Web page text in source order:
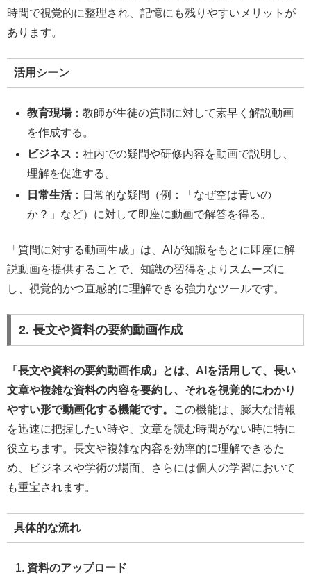
時間で視覚的に整理され、記憶にも残りやすいメリットが
あります。
活用シーン
教育現場：教師が生徒の質問に対して素早く解説動画
を作成する。
ビジネス ：社内での疑問や研修内容を動画で説明し、
理解を促進する。
日常生活：日常的な疑問（例：「なぜ空は青いの
か？」など）に対して即座に動画で解答を得る。
「質問に対する動画生成」は、AIが知識をもとに即座に解
説動画を提供することで、知識の習得をよりスムーズに
し、視覚的かつ直感的に理解できる強力なツールです。
2. 長文や資料の要約動画作成
「長文や資料の要約動画作成」とは、AIを活用して、長い
文章や複雑な資料の内容を要約し、それを視覚的にわかり
やすい形で動画化する機能です。
この機能は、膨大な情報
を迅速に把握したい時や、文章を読む時間がない時に特に
役立ちます。長文や複雑な内容を効率的に理解できるた
め、ビジネスや学術の場面、さらには個人の学習において
も重宝されます。
具体的な流れ
資料のアップロード